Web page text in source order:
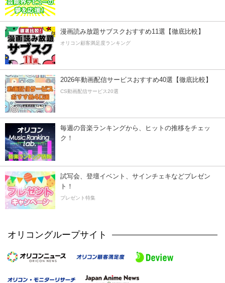
漫画読み放題サブスクおすすめ11選【徹底比較】
オリコン顧客満足度ランキング
2026年動画配信サービスおすすめ40選【徹底比較】
CS動画配信サービス20選
毎週の音楽ランキングから、ヒットの推移をチェッ
ク！
試写会、登壇イベント、サインチェキなどプレゼン
ト！
プレゼント特集
オリコングループサイト